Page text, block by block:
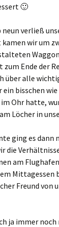
🙂
verließ
wir um
zum Ende der
über alle
bisschen
Ohr hatte,
Löcher in
ging es dann
die
am
Mittagessen
Freund von
ja immer